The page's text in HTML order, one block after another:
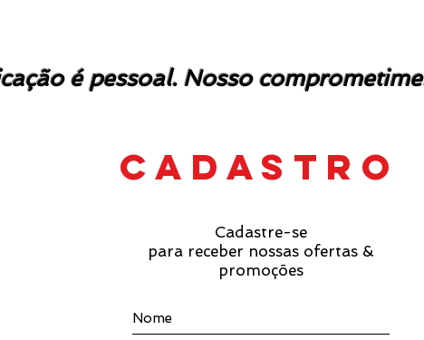
é pessoal. Nosso
cadastro
Cadastre-se
para receber nossas ofertas &
promoções